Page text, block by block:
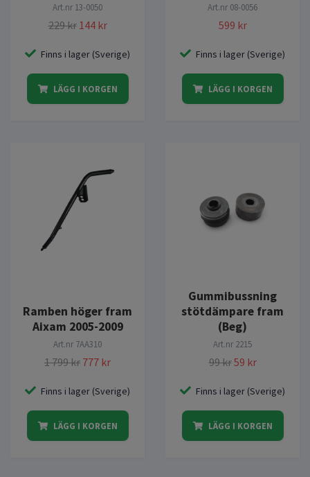
Art.nr 13-0050
229 kr 144 kr
Finns i lager (Sverige)
LÄGG I KORGEN
Art.nr 08-0056
599 kr
Finns i lager (Sverige)
LÄGG I KORGEN
Ramben höger fram
Aixam 2005-2009
Art.nr 7AA310
1 799 kr 777 kr
Finns i lager (Sverige)
LÄGG I KORGEN
Gummibussning
stötdämpare fram
(Beg)
Art.nr 2215
99 kr59 kr
Finns i lager (Sverige)
LÄGG I KORGEN